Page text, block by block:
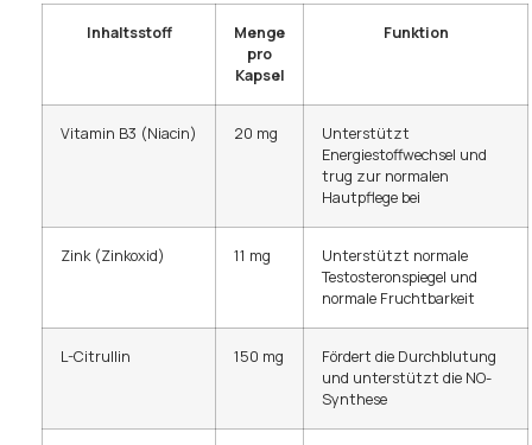
Inhaltsstoff
Menge
pro
Kapsel
Funktion
Vitamin B3 (Niacin) 20 mg
Unterstützt
Energiestoffwechsel und
trug zur normalen
Hautpflege bei
Zink (Zinkoxid) 11 mg
Unterstützt normale
Testosteronspiegel und
normale Fruchtbarkeit
L-Citrullin 150 mg
Fördert die Durchblutung
und unterstützt die NO-
Synthese